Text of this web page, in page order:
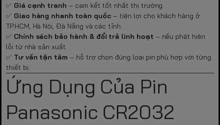
✅ Giá cạnh tranh – cam kết tốt nhất thị trường.
✅ Giao hàng nhanh toàn quốc – tiện lợi cho khách hàng ở
TP.HCM, Hà Nội, Đà Nẵng và các tỉnh.
✅ Chính sách bảo hành & đổi trả linh hoạt – nếu phát hiện
lỗi từ nhà sản xuất.
✅ Tư vấn tận tâm – hỗ trợ chọn đúng loại pin phù hợp với từng
thiết bị.
Ứng Dụng Của Pin
Panasonic CR2032